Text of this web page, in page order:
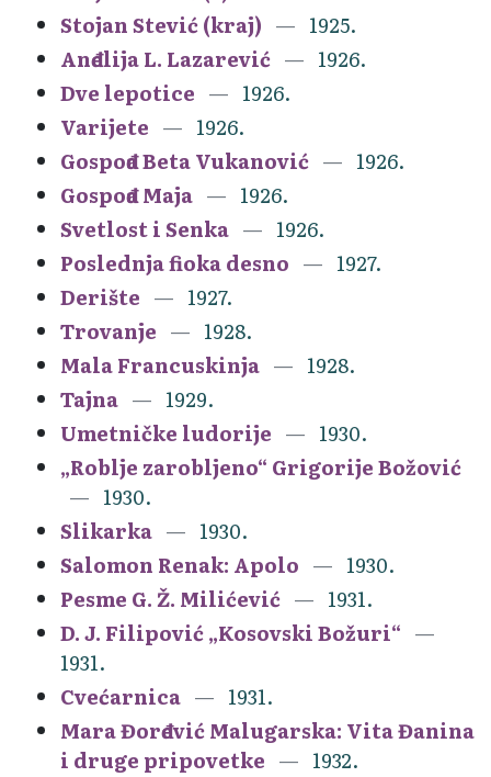
Stojan Stević (kraj)
1925.
Anđelija L. Lazarević
1926.
Dve lepotice
1926.
Varijete
1926.
Gospođa Beta Vukanović
1926.
Gospođa Maja
1926.
Svetlost i Senka
1926.
Poslednja fioka desno
1927.
Derište
1927.
Trovanje
1928.
Mala Francuskinja
1928.
Tajna
1929.
Umetničke ludorije
1930.
„Roblje zarobljeno“ Grigorije Božović
1930.
Slikarka
1930.
Salomon Renak: Apolo
1930.
Pesme G. Ž. Milićević
1931.
D. J. Filipović „Kosovski Božuri“
1931.
Cvećarnica
1931.
Mara Đorđević Malugarska: Vita Đanina
i druge pripovetke
1932.